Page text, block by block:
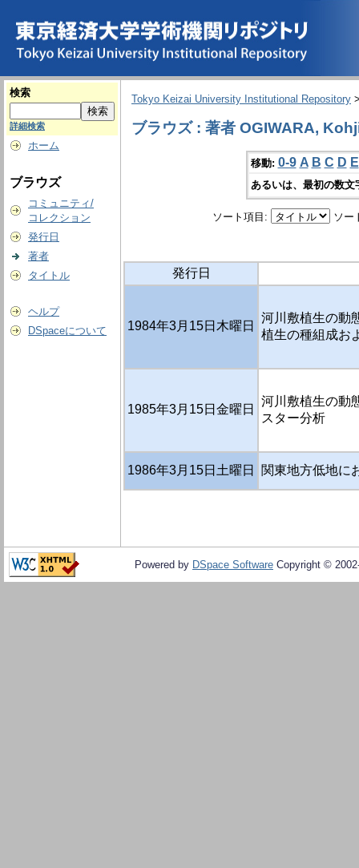
検索
詳細検索
ホーム
ブラウズ
コミュニティ/
コレクション
発行日
著者
タイトル
ヘルプ
DSpaceについて
Tokyo Keizai University Institutional Repository
ブラウズ : 著者 OGIWARA,
移動: 0-9 A B C D E
あるいは、最初の数
ソート項目: ソー
発行日
1984年3月15日木曜日
河川敷植生の動
植生の種組成お
1985年3月15日金曜日
河川敷植生の動
スター分析
1986年3月15日土曜日 関東地方低地に
Powered by DSpace Software Copyright ©